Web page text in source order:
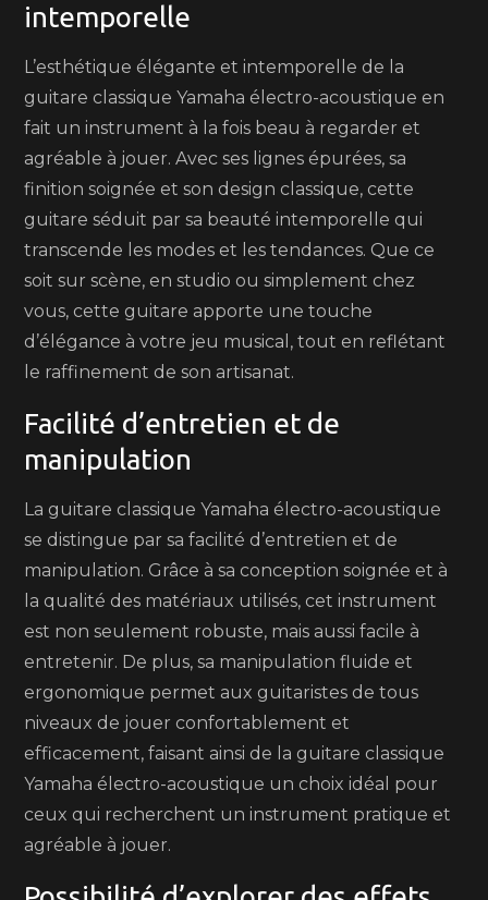
intemporelle
L’esthétique élégante et intemporelle de la
guitare classique Yamaha électro-acoustique en
fait un instrument à la fois beau à regarder et
agréable à jouer. Avec ses lignes épurées, sa
finition soignée et son design classique, cette
guitare séduit par sa beauté intemporelle qui
transcende les modes et les tendances. Que ce
soit sur scène, en studio ou simplement chez
vous, cette guitare apporte une touche
d’élégance à votre jeu musical, tout en reflétant
le raffinement de son artisanat.
Facilité d’entretien et de
manipulation
La guitare classique Yamaha électro-acoustique
se distingue par sa facilité d’entretien et de
manipulation. Grâce à sa conception soignée et à
la qualité des matériaux utilisés, cet instrument
est non seulement robuste, mais aussi facile à
entretenir. De plus, sa manipulation fluide et
ergonomique permet aux guitaristes de tous
niveaux de jouer confortablement et
efficacement, faisant ainsi de la guitare classique
Yamaha électro-acoustique un choix idéal pour
ceux qui recherchent un instrument pratique et
agréable à jouer.